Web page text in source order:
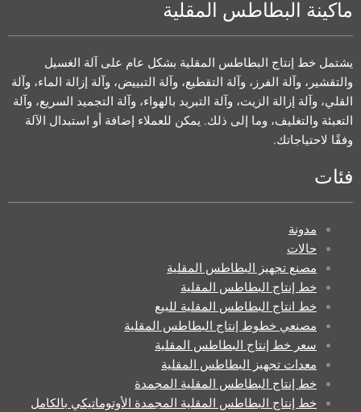
ماكينة البطاطس المقلية
يشتمل خط إنتاج البطاطس المقلية بشكل عام على آلة الغسيل
والتقشير، وآلة الفرز، وآلة التقطيع، وآلة التبييض، وآلة إزالة الماء، وآلة
القلي، وآلة إزالة الزيت، وآلة التبريد بالهواء، وآلة التجميد السريع، وآلة
التعبئة والتغليف، وما إلى ذلك. يمكن للعملاء إضافة أو استبدال الآلة
وفقًا لاحتياجاتك.
فئات
مدونة
حالات
مصنع تجهيز البطاطس المقلية
خط إنتاج البطاطس المقلية
خط انتاج البطاطس المقلية للبيع
مصنعي خطوط إنتاج البطاطس المقلية
سعر خط إنتاج البطاطس المقلية
معدات تجهيز البطاطس المقلية
خط إنتاج البطاطس المقلية المجمدة
خط إنتاج البطاطس المقلية المجمدة الأوتوماتيكي بالكامل